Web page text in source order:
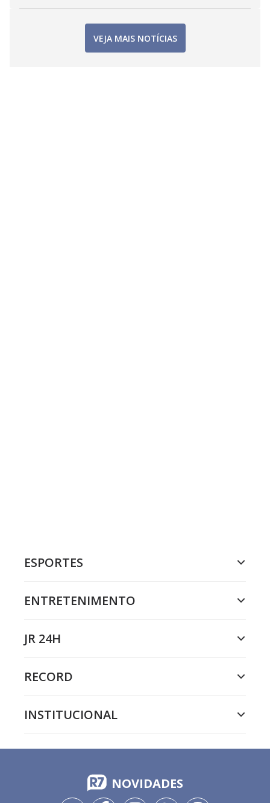
VEJA MAIS NOTÍCIAS
ESPORTES
ENTRETENIMENTO
JR 24H
RECORD
INSTITUCIONAL
NOVIDADES